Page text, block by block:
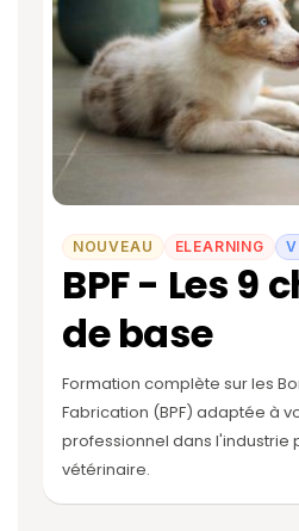
NOUVEAU ELEARNING
BPF - Les 9
de base
Formation complète sur les
Fabrication (BPF) adaptée à
professionnel dans l'industrie
vétérinaire.